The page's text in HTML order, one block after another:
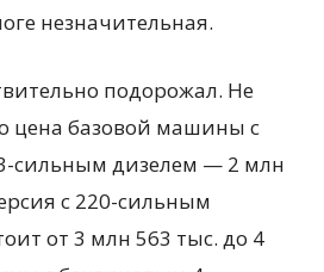
незначительная.
подорожал. Не
цена базовой машины с
сильным дизелем — 2 млн
с 220-сильным
от 3 млн 563 тыс. до 4